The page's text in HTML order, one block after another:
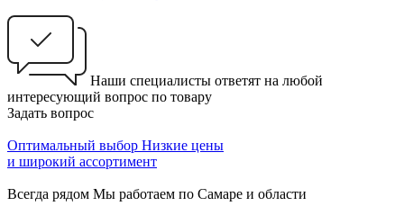
Наши специалисты ответят на любой
интересующий вопрос по товару
Задать вопрос
Оптимальный выбор Низкие цены
и широкий ассортимент
Всегда рядом Мы работаем по Самаре и области